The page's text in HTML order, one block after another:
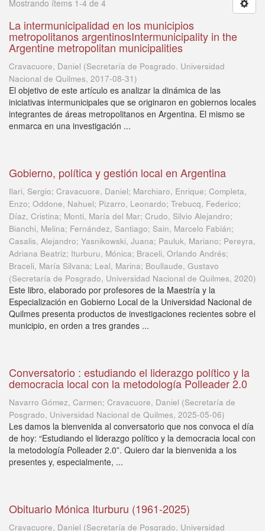
Mostrando ítems 1-4 de 4
La intermunicipalidad en los municipios
metropolitanos argentinosIntermunicipality in the
Argentine metropolitan municipalities
Cravacuore, Daniel (Secretaría de Posgrado. Universidad
Nacional de Quilmes, 2017-08-31)
El objetivo de este artículo es analizar la dinámica de las
iniciativas intermunicipales que se originaron en gobiernos locales
integrantes de áreas metropolitanos en Argentina. El mismo se
enmarca en una investigación ...
Gobierno, política y gestión local en Argentina
Ilari, Sergio; Cravacuore, Daniel; Marchiaro, Enrique; Completa,
Enzo; Oddone, Nahuel; Pizarro, Leonardo; Trebucq, Federico;
Díaz, Cristina; Monti, María del Mar; Crudo, Silvio Alejandro;
Bianchi, Melina; Fernández, Santiago; Sain, Marcelo Fabián;
Casalis, Alejandro; Yasnikowski, Juana; Pauluk, Mariano; Pereyra,
Adriana Beatriz; Iturburu, Mónica; Braceli, Orlando Andrés;
Braceli, María Silvana; Leal, Marina; Boullaude, Gustavo
(Secretaría de Posgrado, Universidad Nacional de Quilmes, 2020)
Este libro, elaborado por profesores de la Maestría y la
Especialización en Gobierno Local de la Universidad Nacional de
Quilmes presenta productos de investigaciones recientes sobre el
municipio, en orden a tres grandes ...
Conversatorio : estudiando el liderazgo político y la
democracia local con la metodología Polleader 2.0
Navarro Gómez, Carmen; Cravacuore, Daniel (Secretaría de
Posgrado, Universidad Nacional de Quilmes, 2025-05-06)
Les damos la bienvenida al conversatorio que nos convoca el día
de hoy: “Estudiando el liderazgo político y la democracia local con
la metodología Polleader 2.0”. Quiero dar la bienvenida a los
presentes y, especialmente, ...
Obituario Mónica Iturburu (1961-2025)
Cravacuore, Daniel (Secretaría de Posgrado, Universidad